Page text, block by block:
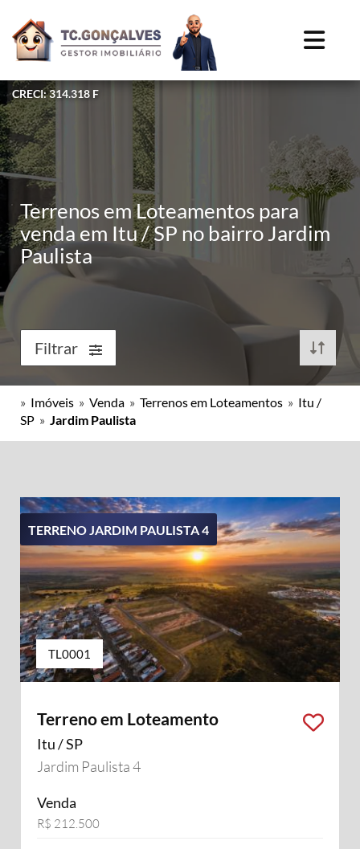
CRECI: 314.318 F
Terrenos em Loteamentos para
venda em Itu / SP no bairro Jardim
Paulista
Filtrar
» Imóveis » Venda » Terrenos em Loteamentos » Itu /
SP » Jardim Paulista
TERRENO JARDIM PAULISTA 4
TL0001
Terreno em Loteamento
Itu / SP
Jardim Paulista 4
Venda
R$ 212.500